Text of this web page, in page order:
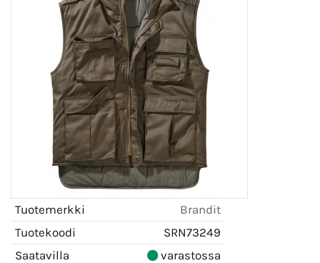
Tuotemerkki
Brandit
Tuotekoodi
SRN73249
Saatavilla
varastossa